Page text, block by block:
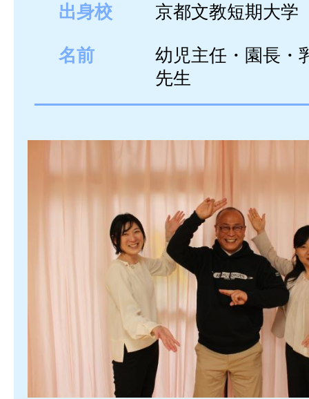
出身校 京都文教短期大学
名前
幼児主任・園長・
先生